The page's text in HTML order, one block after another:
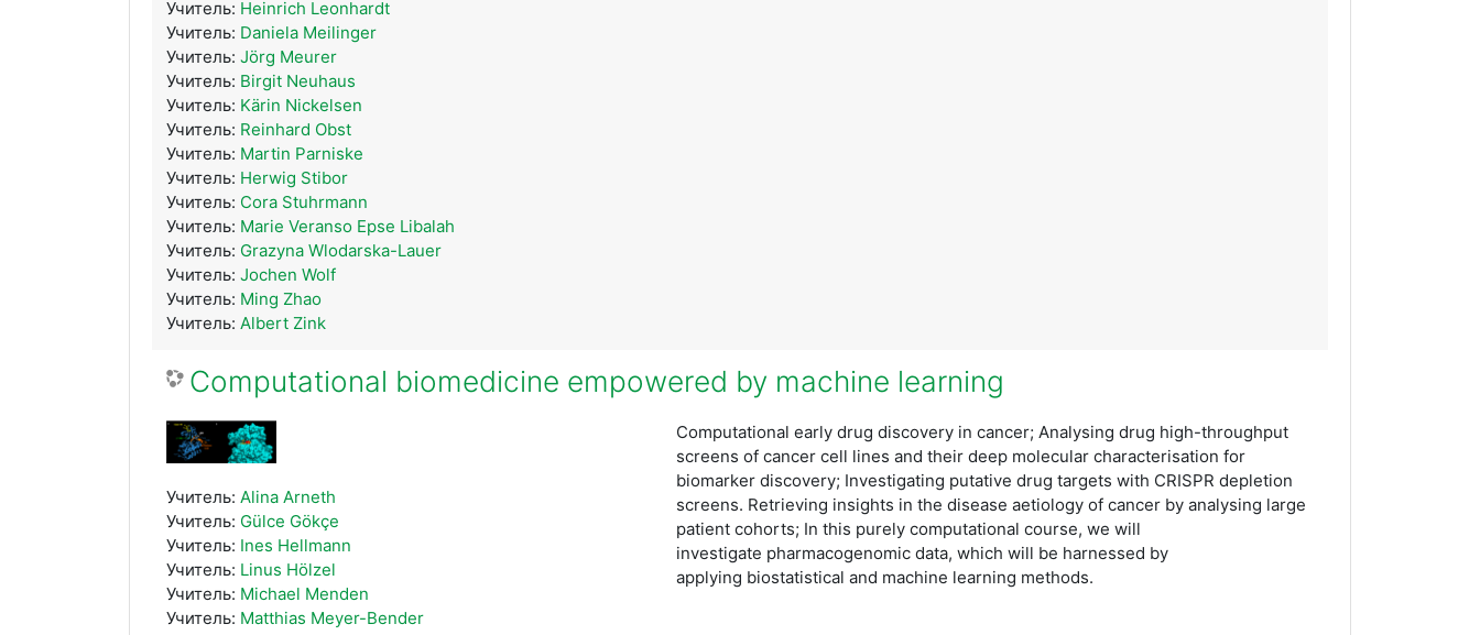
Учитель: Heinrich Leonhardt
Учитель: Daniela Meilinger
Учитель: Jörg Meurer
Учитель: Birgit Neuhaus
Учитель: Kärin Nickelsen
Учитель: Reinhard Obst
Учитель: Martin Parniske
Учитель: Herwig Stibor
Учитель: Cora Stuhrmann
Учитель: Marie Veranso Epse Libalah
Учитель: Grazyna Wlodarska-Lauer
Учитель: Jochen Wolf
Учитель: Ming Zhao
Учитель: Albert Zink
Computational biomedicine empowered by machine learning
Computational early drug discovery in cancer; Analysing drug high-throughput
screens of cancer cell lines and their deep molecular characterisation for
biomarker discovery; Investigating putative drug targets with CRISPR depletion
screens. Retrieving insights in the disease aetiology of cancer by analysing large
patient cohorts; In this purely computational course, we will
investigate pharmacogenomic data, which will be harnessed by
applying biostatistical and machine learning methods.
Учитель: Alina Arneth
Учитель: Gülce Gökçe
Учитель: Ines Hellmann
Учитель: Linus Hölzel
Учитель: Michael Menden
Учитель: Matthias Meyer-Bender